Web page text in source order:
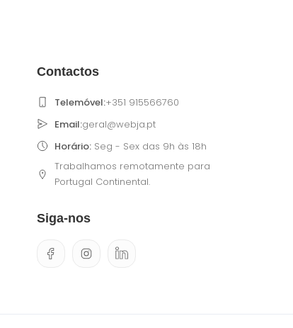
Contactos
Telemóvel:+351 915566760
Email:geral@webja.pt
Horário: Seg - Sex das 9h às 18h
Trabalhamos remotamente para
Portugal Continental.
Siga-nos